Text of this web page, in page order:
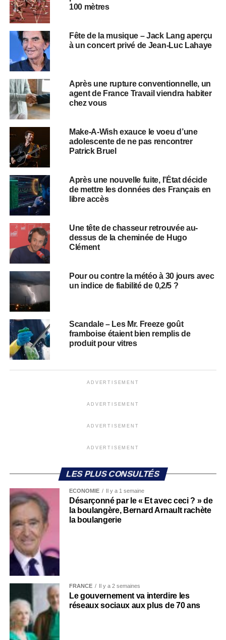
100 mètres
Fête de la musique – Jack Lang aperçu
à un concert privé de Jean-Luc Lahaye
Après une rupture conventionnelle, un
agent de France Travail viendra habiter
chez vous
Make-A-Wish exauce le voeu d’une
adolescente de ne pas rencontrer
Patrick Bruel
Après une nouvelle fuite, l’État décide
de mettre les données des Français en
libre accès
Une tête de chasseur retrouvée au-
dessus de la cheminée de Hugo
Clément
Pour ou contre la météo à 30 jours avec
un indice de fiabilité de 0,2/5 ?
Scandale – Les Mr. Freeze goût
framboise étaient bien remplis de
produit pour vitres
ADVERTISEMENT
ADVERTISEMENT
ADVERTISEMENT
ADVERTISEMENT
LES PLUS CONSULTÉS
ECONOMIE Il y a 1 semaine
Désarçonné par le « Et avec ceci ? » de
la boulangère, Bernard Arnault rachète
la boulangerie
FRANCE Il y a 2 semaines
Le gouvernement va interdire les
réseaux sociaux aux plus de 70 ans